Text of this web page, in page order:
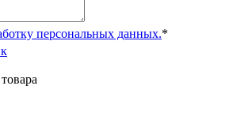
персональных данных.*